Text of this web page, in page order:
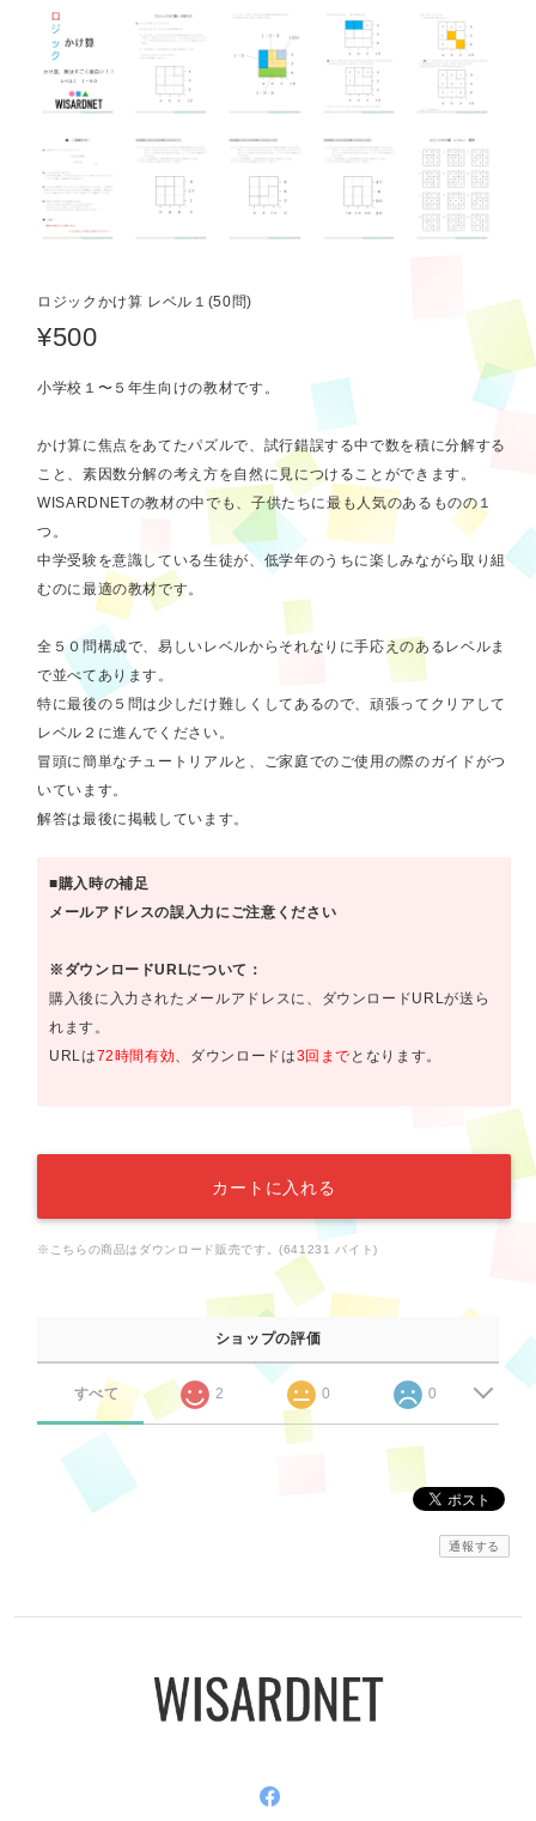
ロジックかけ算 レベル１(50問)
¥500
小学校１〜５年生向けの教材です。
かけ算に焦点をあてたパズルで、試行錯誤する中で数を積に分解する
こと、素因数分解の考え方を自然に見につけることができます。
WISARDNETの教材の中でも、子供たちに最も人気のあるものの１
つ。
中学受験を意識している生徒が、低学年のうちに楽しみながら取り組
むのに最適の教材です。
全５０問構成で、易しいレベルからそれなりに手応えのあるレベルま
で並べてあります。
特に最後の５問は少しだけ難しくしてあるので、頑張ってクリアして
レベル２に進んでください。
冒頭に簡単なチュートリアルと、ご家庭でのご使用の際のガイドがつ
いています。
解答は最後に掲載しています。
■購入時の補足
メールアドレスの誤入力にご注意ください
※ダウンロードURLについて：
購入後に入力されたメールアドレスに、ダウンロードURLが送ら
れます。
URLは72時間有効、ダウンロードは3回まで となります。
カートに入れる
※こちらの商品はダウンロード販売です。(641231 バイト)
ショップの評価
すべて 2 0 0
通報する